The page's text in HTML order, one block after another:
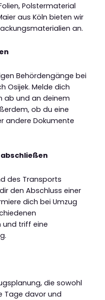
Polstermaterial
aus Köln bieten wir
an.
Behördengänge bei
Osijek. Melde dich
ab und an deinem
ob du eine
andere Dokumente
des Transports
den Abschluss einer
dich bei Umzug
und triff eine
die sowohl
Tage davor und